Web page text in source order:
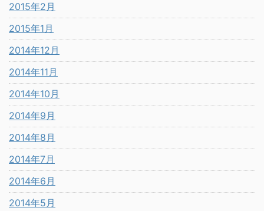
2015年2月
2015年1月
2014年12月
2014年11月
2014年10月
2014年9月
2014年8月
2014年7月
2014年6月
2014年5月